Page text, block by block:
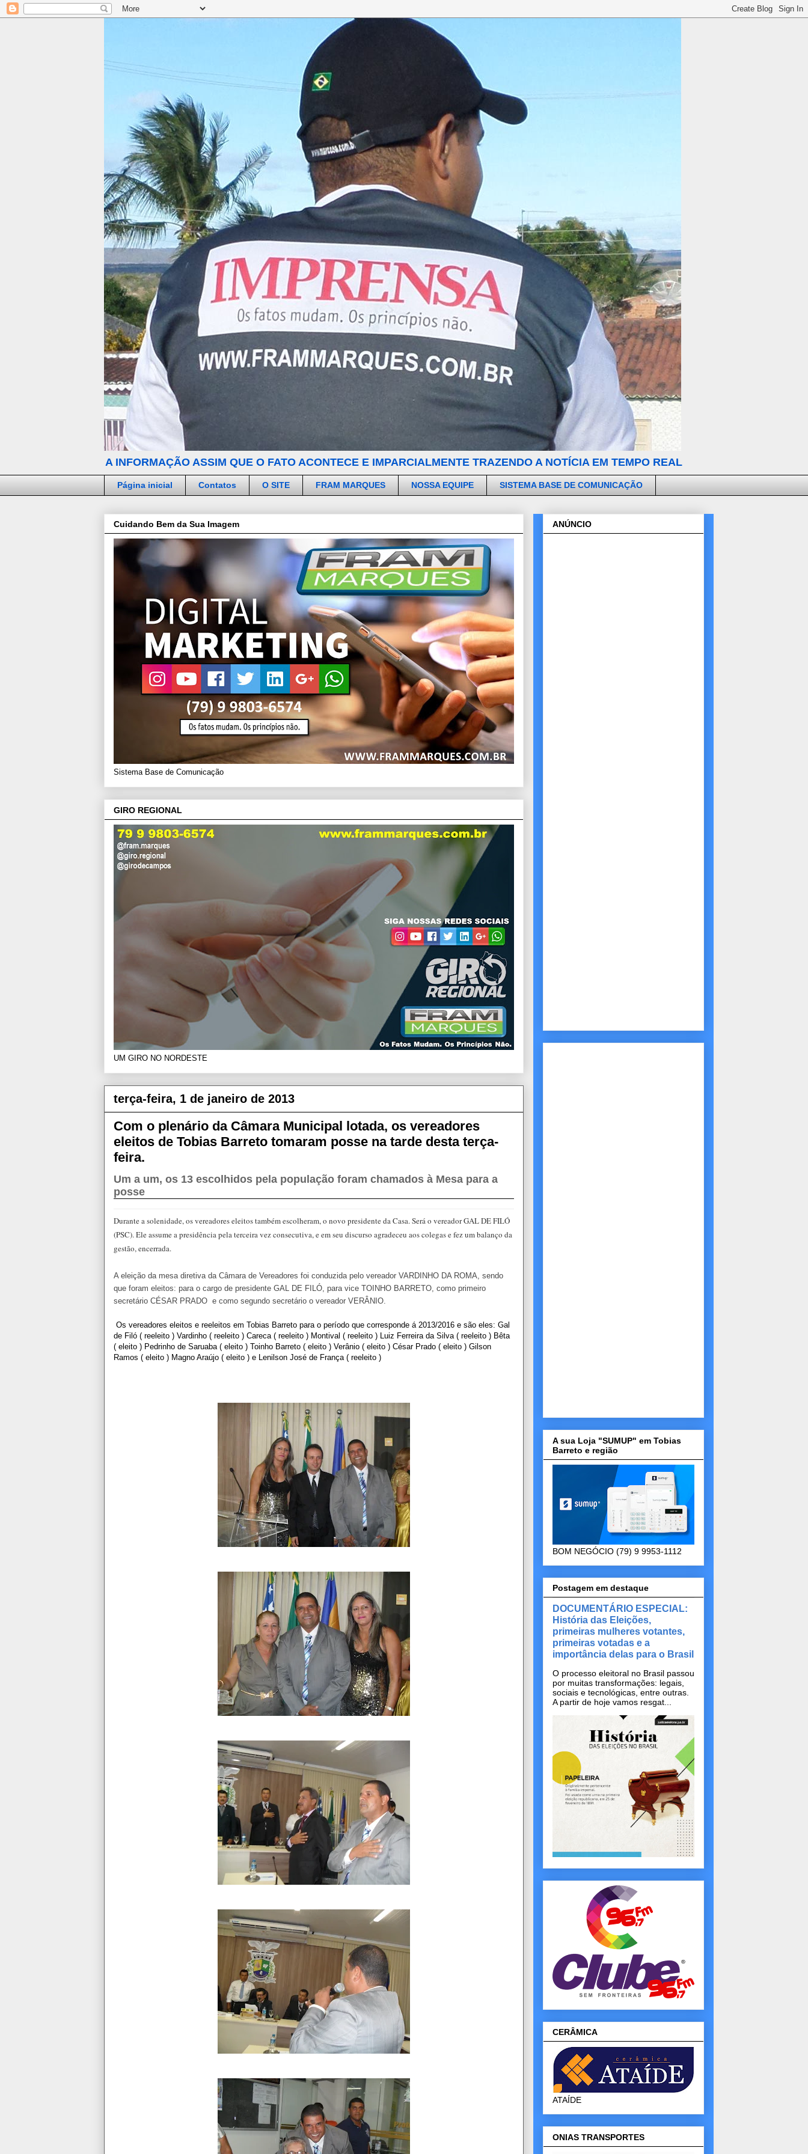
A INFORMAÇÃO ASSIM QUE O FATO ACONTECE E IMPARCIALMENTE TRAZENDO A NOTÍCIA EM TEMPO REAL
Página inicial Contatos O SITE FRAM MARQUES NOSSA EQUIPE SISTEMA BASE DE COMUNICAÇÃO
Cuidando Bem da Sua Imagem
Sistema Base de Comunicação
GIRO REGIONAL
UM GIRO NO NORDESTE
terça-feira, 1 de janeiro de 2013
Com o plenário da Câmara Municipal lotada, os vereadores
eleitos de Tobias Barreto tomaram posse na tarde desta terça-
feira.
Um a um, os 13 escolhidos pela população foram chamados à Mesa para a
posse
Durante a solenidade, os vereadores eleitos também escolheram, o novo presidente da Casa. Será o vereador GAL DE FILÓ
(PSC). Ele assume a presidência pela terceira vez consecutiva, e em seu discurso agradeceu aos colegas e fez um balanço da
gestão, encerrada.
A eleição da mesa diretiva da Câmara de Vereadores foi conduzida pelo vereador VARDINHO DA ROMA, sendo
que foram eleitos: para o cargo de presidente GAL DE FILÓ, para vice TOINHO BARRETO, como primeiro
secretário CÉSAR PRADO e como segundo secretário o vereador VERÂNIO.
Os vereadores eleitos e reeleitos em Tobias Barreto para o período que corresponde á 2013/2016 e são eles: Gal
de Filó ( reeleito ) Vardinho ( reeleito ) Careca ( reeleito ) Montival ( reeleito ) Luiz Ferreira da Silva ( reeleito ) Bêta
( eleito ) Pedrinho de Saruaba ( eleito ) Toinho Barreto ( eleito ) Verânio ( eleito ) César Prado ( eleito ) Gilson
Ramos ( eleito ) Magno Araújo ( eleito ) e Lenilson José de França ( reeleito )
ANÚNCIO
A sua Loja "SUMUP" em Tobias
Barreto e região
BOM NEGÓCIO (79) 9 9953-1112
Postagem em destaque
DOCUMENTÁRIO ESPECIAL:
História das Eleições,
primeiras mulheres votantes,
primeiras votadas e a
importância delas para o Brasil
O processo eleitoral no Brasil passou
por muitas transformações: legais,
sociais e tecnológicas, entre outras.
A partir de hoje vamos resgat...
CERÂMICA
ATAÍDE
ONIAS TRANSPORTES